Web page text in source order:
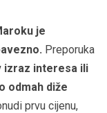
je
Preporuka
izraz interesa ili
odmah diže
prvu cijenu,